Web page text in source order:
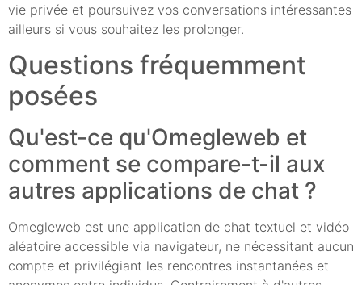
vie privée et poursuivez vos conversations intéressantes
ailleurs si vous souhaitez les prolonger.
Questions fréquemment
posées
Qu'est-ce qu'Omegleweb et
comment se compare-t-il aux
autres applications de chat ?
Omegleweb est une application de chat textuel et vidéo
aléatoire accessible via navigateur, ne nécessitant aucun
compte et privilégiant les rencontres instantanées et